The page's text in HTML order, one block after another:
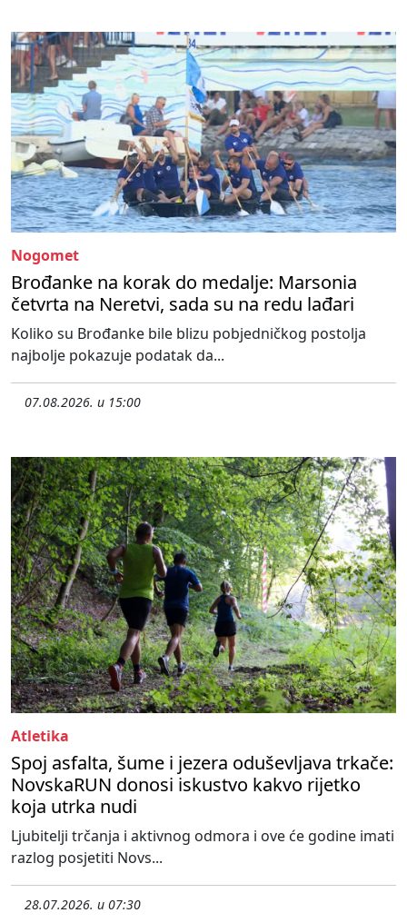
Nogomet
Brođanke na korak do medalje: Marsonia
četvrta na Neretvi, sada su na redu lađari
Koliko su Brođanke bile blizu pobjedničkog postolja
najbolje pokazuje podatak da...
07.08.2026. u 15:00
Atletika
Spoj asfalta, šume i jezera oduševljava trkače:
NovskaRUN donosi iskustvo kakvo rijetko
koja utrka nudi
Ljubitelji trčanja i aktivnog odmora i ove će godine imati
razlog posjetiti Novs...
28.07.2026. u 07:30